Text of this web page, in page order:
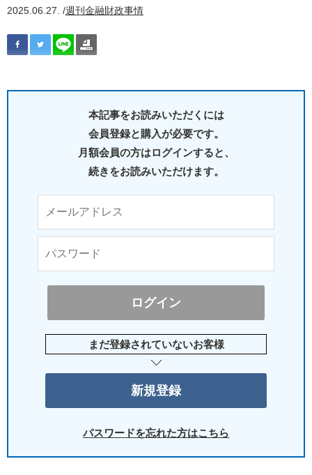
2025.06.27. /週刊金融財政事情
本記事をお読みいただくには
会員登録と購入が必要です。
月額会員の方はログインすると、
続きをお読みいただけます。
まだ登録されていないお客様
パスワードを忘れた方はこちら